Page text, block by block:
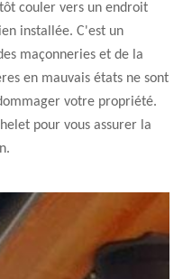
couler vers un endroit
installée. C'est un
maçonneries et de la
en mauvais états ne sont
votre propriété.
pour vous assurer la